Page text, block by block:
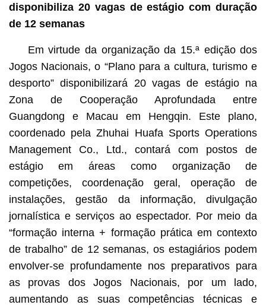
disponibiliza 20 vagas de estágio com duração
de 12 semanas
Em virtude da organização da 15.ª edição dos
Jogos Nacionais, o “Plano para a cultura, turismo e
desporto” disponibilizará 20 vagas de estágio na
Zona de Cooperação Aprofundada entre
Guangdong e Macau em Hengqin. Este plano,
coordenado pela Zhuhai Huafa Sports Operations
Management Co., Ltd., contará com postos de
estágio em áreas como organização de
competições, coordenação geral, operação de
instalações, gestão da informação, divulgação
jornalística e serviços ao espectador. Por meio da
“formação interna + formação prática em contexto
de trabalho” de 12 semanas, os estagiários podem
envolver-se profundamente nos preparativos para
as provas dos Jogos Nacionais, por um lado,
aumentando as suas competências técnicas e